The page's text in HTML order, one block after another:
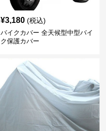
¥3,180 (税込)
バイクカバー 全天候型中型バイ
ク保護カバー